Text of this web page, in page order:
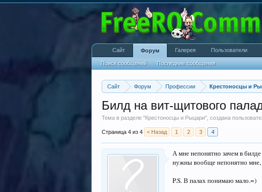
Сайт Форум Профессии Крестоносцы и
Билд на вит-щитового
Тема в разделе "Крестоносцы и Рыцари", создана
Страница 4 из 4 < Назад 1 2 3 4
А мне непонятно зачем в
нужны вообще непонятно мне,
P.S. В палах понимаю мало.=)
Сайт Форум
Поиск сообщений Последние сообщения
Галерея Пользователи